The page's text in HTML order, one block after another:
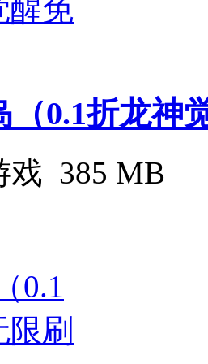
（0.1折龙神
戏 385 MB